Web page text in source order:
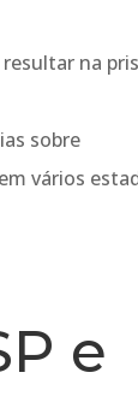
na
sobre
vários
e